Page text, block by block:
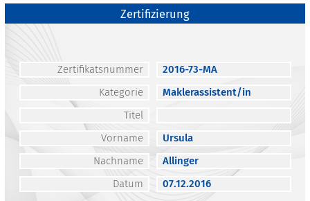
Zertifizierung
Zertifikatsnummer
2016-73-MA
Kategorie
Maklerassistent/in
Titel
Vorname
Ursula
Nachname
Allinger
Datum
07.12.2016